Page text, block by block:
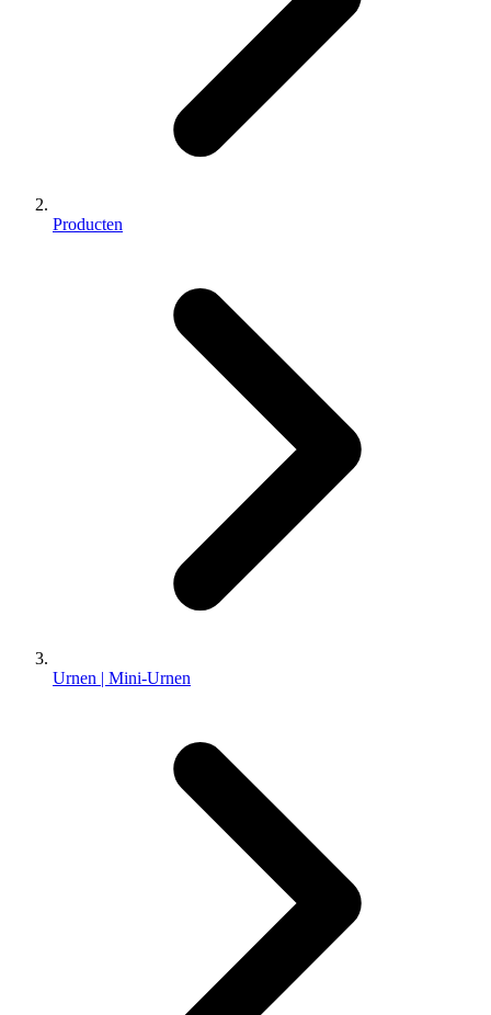
Producten
Urnen | Mini-Urnen